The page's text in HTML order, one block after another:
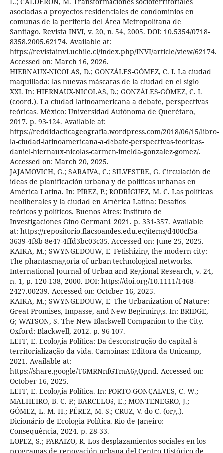
asociadas a proyectos residenciales de condominios en
comunas de la periferia del Área Metropolitana de
Santiago. Revista INVI, v. 20, n. 54, 2005. DOI: 10.5354/0718-
8358.2005.62174. Available at:
https://revistainvi.uchile.cl/index.php/INVI/article/view/62174.
Accessed on: March 16, 2026.
HIERNAUX-NICOLAS, D.; GONZÁLES-GÓMEZ, C. I. La ciudad
maquillada: las nuevas máscaras de la ciudad en el siglo
XXI. In: HIERNAUX-NICOLAS, D.; GONZÁLES-GÓMEZ, C. I.
(coord.). La ciudad latinoamericana a debate, perspectivas
teóricas. México: Universidad Autónoma de Querétaro,
2017. p. 93-124. Available at:
https://reddidacticageografia.wordpress.com/2018/06/15/libro-
la-ciudad-latinoamericana-a-debate-perspectivas-teoricas-
daniel-hiernaux-nicolas-carmen-imelda-gonzalez-gomez/.
Accessed on: March 20, 2025.
JAJAMOVICH, G.; SARAIVA, C.; SILVESTRE, G. Circulación de
ideas de planificación urbana y de políticas urbanas en
América Latina. In: PÍREZ, P.; RODRÍGUEZ, M. C. Las políticas
neoliberales y la ciudad en América Latina: Desafíos
teóricos y políticos. Buenos Aires: Instituto de
Investigaciones Gino Germani, 2021. p. 331-357. Available
at: https://repositorio.flacsoandes.edu.ec/items/d400cf5a-
3639-4f8b-8e47-4ffd3bc03c35. Accessed on: June 25, 2025.
KAIKA, M.; SWYNGEDOUW, E. Fetishizing the modern city:
The phantasmagoria of urban technological networks.
International Journal of Urban and Regional Research, v. 24,
n. 1, p. 120-138, 2000. DOI: https://doi.org/10.1111/1468-
2427.00239. Accessed on: October 16, 2025.
KAIKA, M.; SWYNGEDOUW, E. The Urbanization of Nature:
Great Promises, Impasse, and New Beginnings. In: BRIDGE,
G; WATSON, S. The New Blackwell Companion to the City.
Oxford: Blackwell, 2012. p. 96-107.
LEFF, E. Ecologia Política: Da desconstrução do capital à
territorialização da vida. Campinas: Editora da Unicamp,
2021. Available at:
https://share.google/T6MRNnfGTmA6gQpnd. Accessed on:
October 16, 2025.
LEFF, E. Ecologia Política. In: PORTO-GONÇALVES, C. W.;
MALHEIRO, B. C. P.; BARCELOS, E.; MONTENEGRO, J.;
GÓMEZ, L. M. H.; PÉREZ, M. S.; CRUZ, V. do C. (org.).
Dicionário de Ecologia Política. Rio de Janeiro:
Consequência, 2024. p. 28-33.
LOPEZ, S.; PARAIZO, R. Los desplazamientos sociales en los
programas de renovación urbana del Centro Histórico de